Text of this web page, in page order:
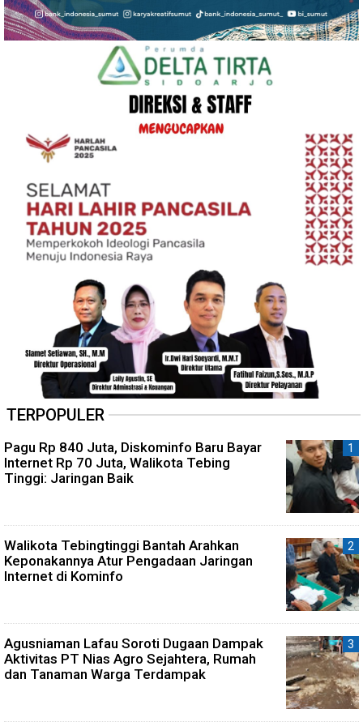
TERPOPULER
Pagu Rp 840 Juta, Diskominfo Baru Bayar
Internet Rp 70 Juta, Walikota Tebing
Tinggi: Jaringan Baik
Walikota Tebingtinggi Bantah Arahkan
Keponakannya Atur Pengadaan Jaringan
Internet di Kominfo
Agusniaman Lafau Soroti Dugaan Dampak
Aktivitas PT Nias Agro Sejahtera, Rumah
dan Tanaman Warga Terdampak